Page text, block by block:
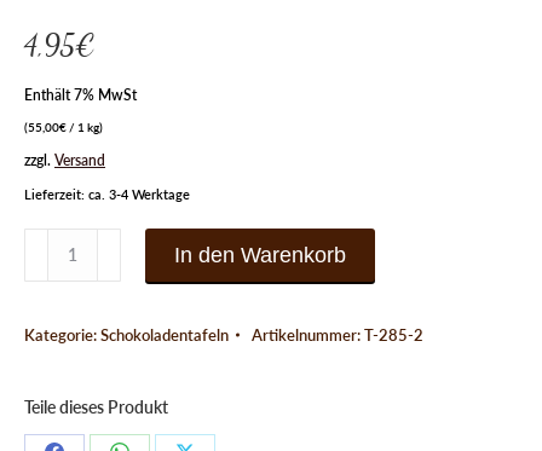
4,95€
Enthält 7% MwSt
(55,00€ / 1 kg)
zzgl. Versand
Lieferzeit: ca. 3-4 Werktage
Zartbitterschokolade
Sauerkirschen
In den Warenkorb
Kategorie:Schokoladentafeln Artikelnummer:T-285-2
Teile dieses Produkt